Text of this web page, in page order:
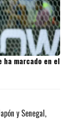
ha marcado en el
y Senegal,